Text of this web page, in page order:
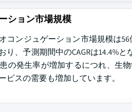
ション市場規模
コンジュゲーション市場規模は
り、予測期間中のCAGRは14.4%
の発生率が増加するにつれ、生
ビスの需要も増加しています。